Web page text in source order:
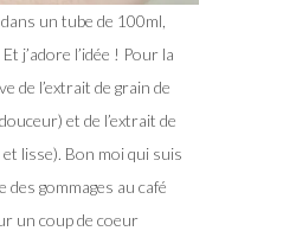
un tube de 100ml,
j’adore l’idée ! Pour la
de l’extrait de grain de
et de l’extrait de
lisse). Bon moi qui suis
gommages au café
un coup de coeur